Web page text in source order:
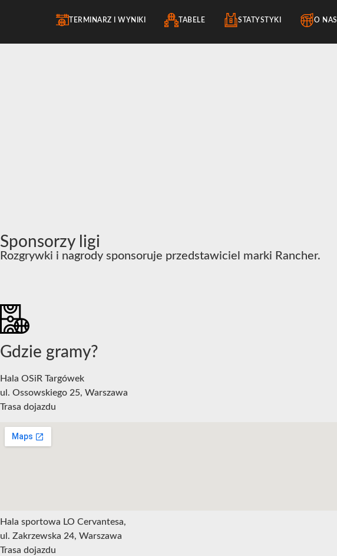
TERMINARZ I WYNIKI TABELE STATYSTYKI O NAS
Sponsorzy ligi
Rozgrywki i nagrody sponsoruje przedstawiciel marki Rancher.
Gdzie gramy?
Hala OSiR Targówek
ul. Ossowskiego 25, Warszawa
Trasa dojazdu
Hala sportowa LO Cervantesa,
ul. Zakrzewska 24, Warszawa
Trasa dojazdu